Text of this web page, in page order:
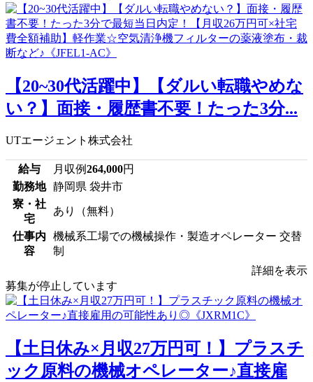
【20~30代活躍中】【ダルい転職やめな
い？】面接・履歴書不要！たった3分...
UTエージェント株式会社
給与 月収例264,000円
勤務地
静岡県 袋井市
寮・社
宅
あり（無料）
仕事内
容
機械系工場での機械操作・製造オペレーター 交替
制
詳細を表示
募集が停止しています
【土日休み×月収27万円可！】プラスチ
ック原料の機械オペレーター♪直接雇